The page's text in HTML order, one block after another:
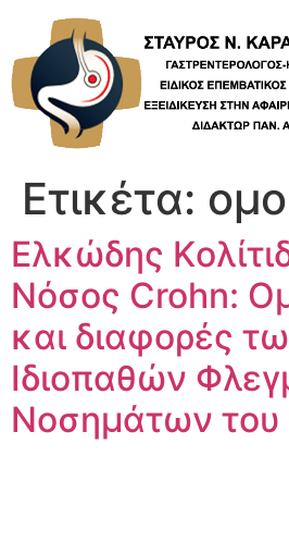
content
Ετικέτα:
Ελκώδης
Νόσος Crohn:
και διαφορές
Ιδιοπαθών
Νοσημάτων του